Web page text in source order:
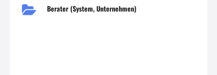
Berater (System, Unternehmen)